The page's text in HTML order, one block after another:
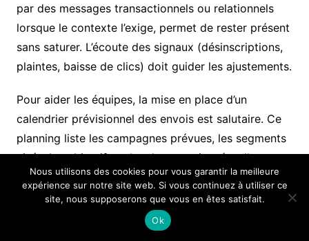
par des messages transactionnels ou relationnels
lorsque le contexte l’exige, permet de rester présent
sans saturer. L’écoute des signaux (désinscriptions,
plaintes, baisse de clics) doit guider les ajustements.
Pour aider les équipes, la mise en place d’un
calendrier prévisionnel des envois est salutaire. Ce
planning liste les campagnes prévues, les segments
visés, les objectifs et les dates envisagées. Il permet
d’éviter les doublons, les chevauchements et les
semaines surchargées. Sur ce socle, il reste toujours
possible de greffer des opérations opportunes
(ruptures de stock, météo exceptionnelle, tendances
Nous utilisons des cookies pour vous garantir la meilleure
expérience sur notre site web. Si vous continuez à utiliser ce
site, nous supposerons que vous en êtes satisfait.
Ok